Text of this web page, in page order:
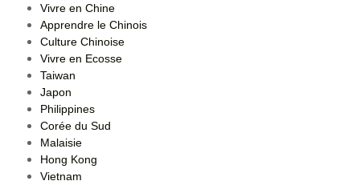
Vivre en Chine
Apprendre le Chinois
Culture Chinoise
Vivre en Ecosse
Taiwan
Japon
Philippines
Corée du Sud
Malaisie
Hong Kong
Vietnam